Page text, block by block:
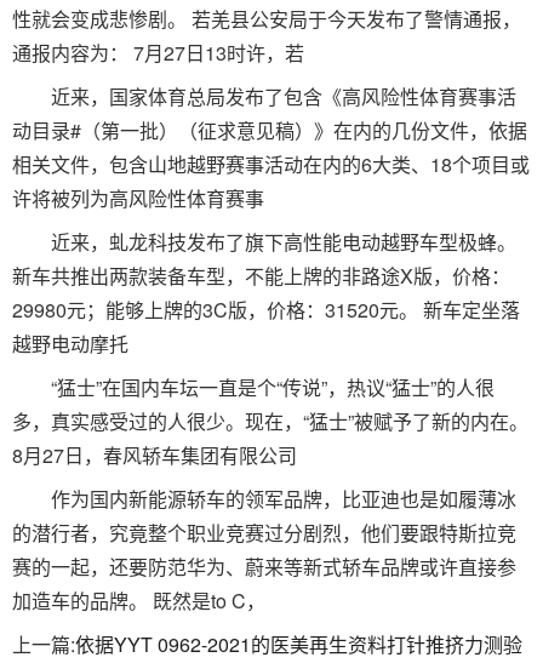
性就会变成悲惨剧。 若羌县公安局于今天发布了警情通报，
通报内容为： 7月27日13时许，若
近来，国家体育总局发布了包含《高风险性体育赛事活
动目录#（第一批）（征求意见稿）》在内的几份文件，依据
相关文件，包含山地越野赛事活动在内的6大类、18个项目或
许将被列为高风险性体育赛事
近来，虬龙科技发布了旗下高性能电动越野车型极蜂。
新车共推出两款装备车型，不能上牌的非路途X版，价格：
29980元；能够上牌的3C版，价格：31520元。 新车定坐落
越野电动摩托
“猛士”在国内车坛一直是个“传说”，热议“猛士”的人很
多，真实感受过的人很少。现在，“猛士”被赋予了新的内在。
8月27日，春风轿车集团有限公司
作为国内新能源轿车的领军品牌，比亚迪也是如履薄冰
的潜行者，究竟整个职业竞赛过分剧烈，他们要跟特斯拉竞
赛的一起，还要防范华为、蔚来等新式轿车品牌或许直接参
加造车的品牌。 既然是to C，
上一篇:依据YYT 0962-2021的医美再生资料打针推挤力测验